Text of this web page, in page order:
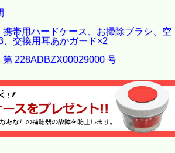
帯用ハードケース、お掃除ブラシ、空
交換用耳あかガード×2
228ADBZX00029000 号